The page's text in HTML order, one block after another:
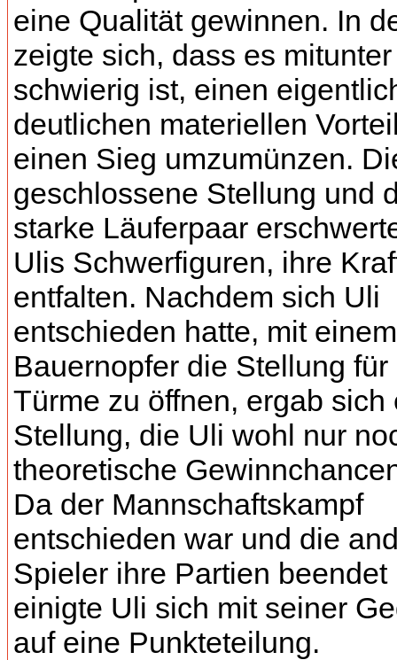
eine Qualität gewinnen. In
zeigte sich, dass es mitunter
schwierig ist, einen
deutlichen materiellen
einen Sieg umzumünzen.
geschlossene Stellung und
starke Läuferpaar
Ulis Schwerfiguren, ihre
entfalten. Nachdem sich Uli
entschieden hatte, mit einem
Bauernopfer die Stellung für
Türme zu öffnen, ergab sich
Stellung, die Uli wohl nur
theoretische
Da der Mannschaftskampf
entschieden war und die
Spieler ihre Partien beendet
einigte Uli sich mit seiner
auf eine Punkteteilung.